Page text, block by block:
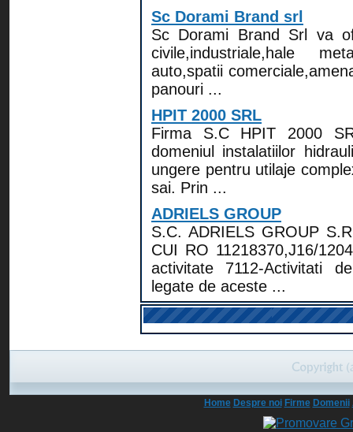
Sc Dorami Brand srl
Sc Dorami Brand Srl va
civile,industriale,hale
auto,spatii
panouri ...
HPIT 2000 SRL
Firma S.C HPIT 2000
domeniul instalatiilor
ungere pentru utilaje
sai. Prin ...
ADRIELS GROUP
S.C. ADRIELS GROUP
CUI RO 11218370,J16/
activitate 7112-Activitati
legate de aceste ...
Home Despre noi Firme Domenii